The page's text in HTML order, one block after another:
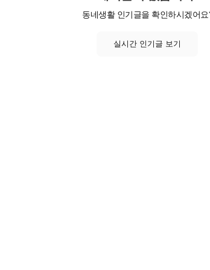
동네생활 인기글을 확인하시겠어요
실시간 인기글 보기